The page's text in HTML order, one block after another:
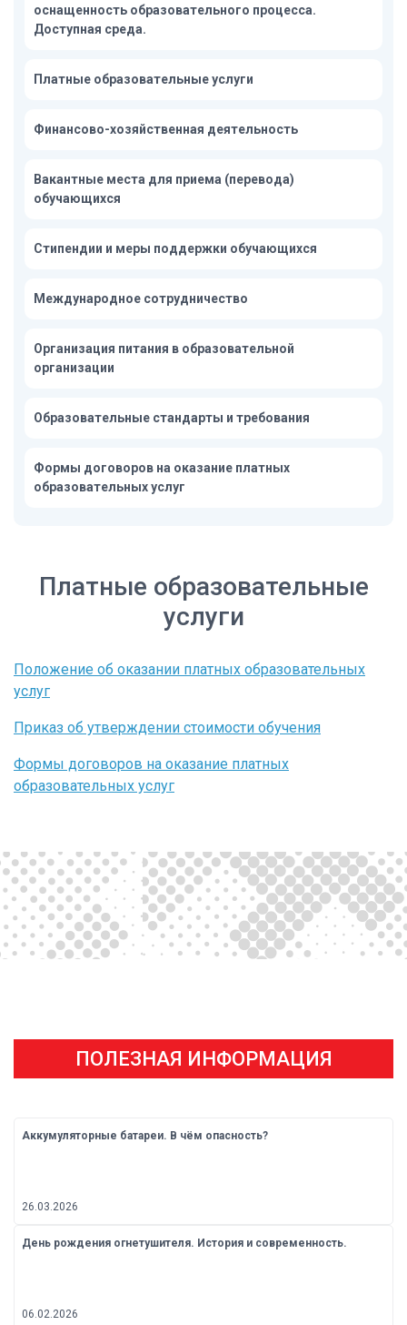
оснащенность образовательного процесса.
Доступная среда.
Платные образовательные услуги
Финансово-хозяйственная деятельность
Вакантные места для приема (перевода)
обучающихся
Стипендии и меры поддержки обучающихся
Международное сотрудничество
Организация питания в образовательной
организации
Образовательные стандарты и требования
Формы договоров на оказание платных
образовательных услуг
Платные образовательные
услуги
Положение об оказании платных образовательных
услуг
Приказ об утверждении стоимости обучения
Формы договоров на оказание платных
образовательных услуг
ПОЛЕЗНАЯ ИНФОРМАЦИЯ
Аккумуляторные батареи. В чём опасность?
26.03.2026
День рождения огнетушителя. История и современность.
06.02.2026